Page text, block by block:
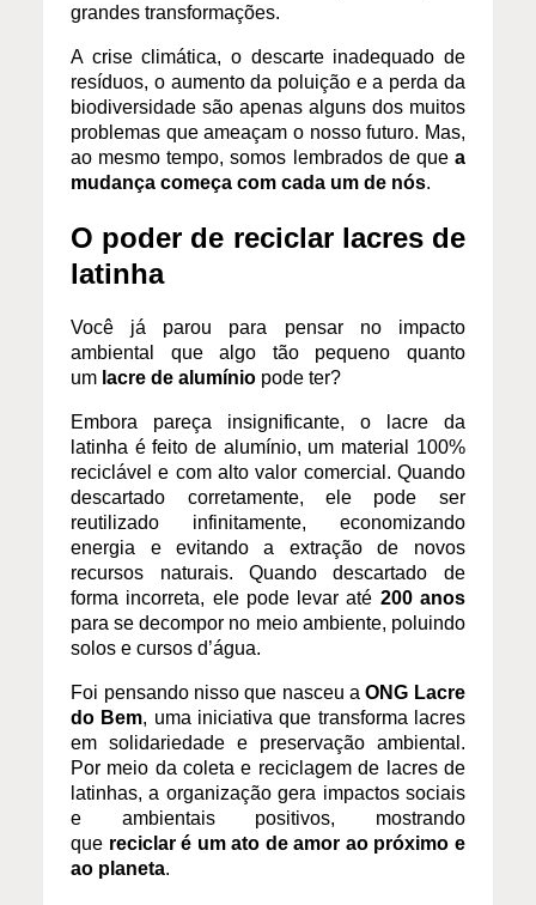
grandes transformações.
A crise climática, o descarte inadequado de
resíduos, o aumento da poluição e a perda da
biodiversidade são apenas alguns dos muitos
problemas que ameaçam o nosso futuro. Mas,
ao mesmo tempo, somos lembrados de que a
mudança começa com cada um de nós.
O poder de reciclar lacres de
latinha
Você já parou para pensar no impacto
ambiental que algo tão pequeno quanto
um lacre de alumínio pode ter?
Embora pareça insignificante, o lacre da
latinha é feito de alumínio, um material 100%
reciclável e com alto valor comercial. Quando
descartado corretamente, ele pode ser
reutilizado infinitamente, economizando
energia e evitando a extração de novos
recursos naturais. Quando descartado de
forma incorreta, ele pode levar até 200 anos
para se decompor no meio ambiente, poluindo
solos e cursos d’água.
Foi pensando nisso que nasceu aONG Lacre
do Bem, uma iniciativa que transforma lacres
em solidariedade e preservação ambiental.
Por meio da coleta e reciclagem de lacres de
latinhas, a organização gera impactos sociais
e ambientais positivos, mostrando
que reciclar é um ato de amor ao próximo e
ao planeta.